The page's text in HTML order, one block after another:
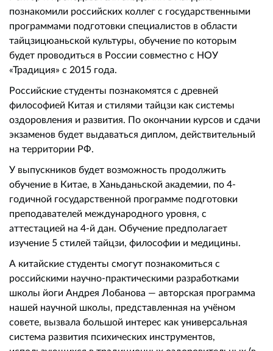
познакомили российских коллег с государственными
программами подготовки специалистов в области
тайцзицюаньской культуры, обучение по которым
будет проводиться в России совместно с НОУ
«Традиция» с 2015 года.
Российские студенты познакомятся с древней
философией Китая и стилями тайцзи как системы
оздоровления и развития. По окончании курсов и сдачи
экзаменов будет выдаваться диплом, действительный
на территории РФ.
У выпускников будет возможность продолжить
обучение в Китае, в Ханьданьской академии, по 4-
годичной государственной программе подготовки
преподавателей международного уровня, с
аттестацией на 4-й дан. Обучение предполагает
изучение 5 стилей тайцзи, философии и медицины.
А китайские студенты смогут познакомиться с
российскими научно-практическими разработками
школы йоги Андрея Лобанова — авторская программа
нашей научной школы, представленная на учёном
совете, вызвала большой интерес как универсальная
система развития психических инструментов,